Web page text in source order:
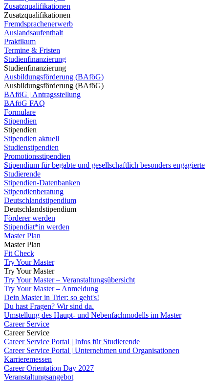
Zusatzqualifikationen
Zusatzqualifikationen
Fremdsprachenerwerb
Auslandsaufenthalt
Praktikum
Termine & Fristen
Studienfinanzierung
Studienfinanzierung
Ausbildungsförderung (BAföG)
Ausbildungsförderung (BAföG)
BAföG | Antragsstellung
BAföG FAQ
Formulare
Stipendien
Stipendien
Stipendien aktuell
Studienstipendien
Promotionsstipendien
Stipendium für begabte und gesellschaftlich besonders engagierte
Studierende
Stipendien-Datenbanken
Stipendienberatung
Deutschlandstipendium
Deutschlandstipendium
Förderer werden
Stipendiat*in werden
Master Plan
Master Plan
Fit Check
Try Your Master
Try Your Master
Try Your Master – Veranstaltungsübersicht
Try Your Master – Anmeldung
Dein Master in Trier: so geht's!
Du hast Fragen? Wir sind da.
Umstellung des Haupt- und Nebenfachmodells im Master
Career Service
Career Service
Career Service Portal | Infos für Studierende
Career Service Portal | Unternehmen und Organisationen
Karrieremessen
Career Orientation Day 2027
Veranstaltungsangebot